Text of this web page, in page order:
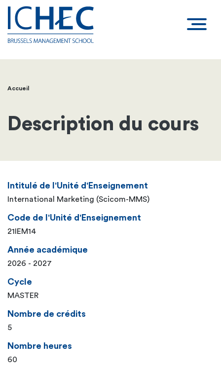
Fil
d'Ariane
Accueil
Description du cours
Intitulé de l'Unité d'Enseignement
International Marketing (Scicom-MMS)
Code de l'Unité d'Enseignement
21IEM14
Année académique
2026 - 2027
Cycle
MASTER
Nombre de crédits
5
Nombre heures
60